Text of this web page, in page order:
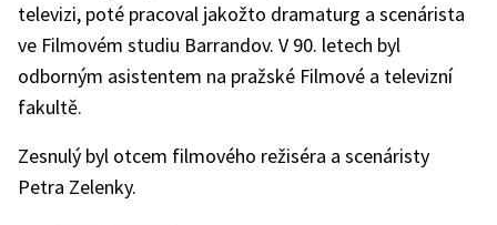
televizi, poté pracoval jakožto dramaturg a scenárista
ve Filmovém studiu Barrandov. V 90. letech byl
odborným asistentem na pražské Filmové a televizní
fakultě.
Zesnulý byl otcem filmového režiséra a scenáristy
Petra Zelenky.